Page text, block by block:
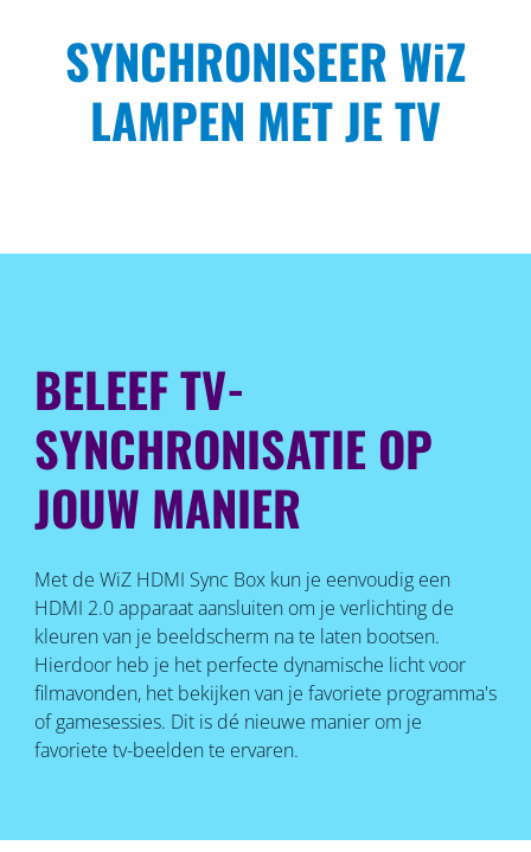
SYNCHRONISEER WiZ
LAMPEN MET JE TV
BELEEF TV-
SYNCHRONISATIE OP
JOUW MANIER
Met de WiZ HDMI Sync Box kun je eenvoudig een
HDMI 2.0 apparaat aansluiten om je verlichting de
kleuren van je beeldscherm na te laten bootsen.
Hierdoor heb je het perfecte dynamische licht voor
filmavonden, het bekijken van je favoriete programma's
of gamesessies. Dit is dé nieuwe manier om je
favoriete tv-beelden te ervaren.